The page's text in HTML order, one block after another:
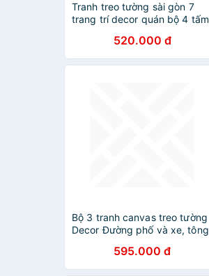
Tranh treo tường sài gòn 7
trang trí decor quán bộ 4 tấm
520.000 đ
Bộ 3 tranh canvas treo tường
Decor Đường phố và xe, tông
595.000 đ